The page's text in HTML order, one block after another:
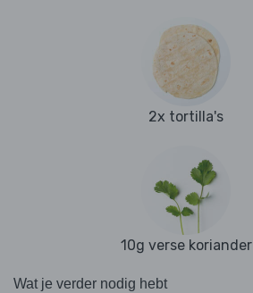
2x tortilla's
10g verse koriander
Wat je verder nodig hebt